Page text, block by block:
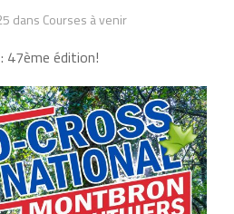
dans Courses à venir
47ème édition!